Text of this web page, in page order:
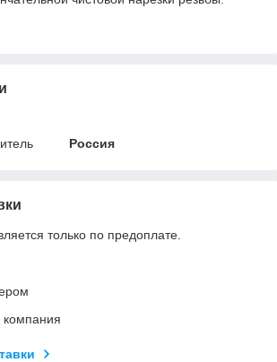
Россия
только по предоплате.
компания